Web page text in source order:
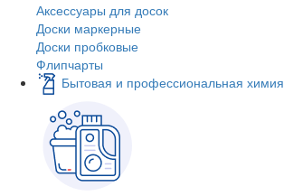
Аксессуары для досок
Доски маркерные
Доски пробковые
Флипчарты
Бытовая и профессиональная химия